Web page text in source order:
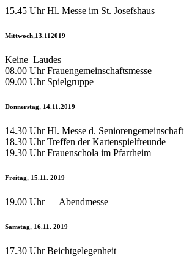
15.45 Uhr Hl. Messe im St. Josefshaus
Mittwoch,13.112019
Keine Laudes
08.00 Uhr Frauengemeinschaftsmesse
09.00 Uhr Spielgruppe
Donnerstag, 14.11.2019
14.30 Uhr Hl. Messe d. Seniorengemeinschaft
18.30 Uhr Treffen der Kartenspielfreunde
19.30 Uhr Frauenschola im Pfarrheim
Freitag, 15.11. 2019
19.00 Uhr Abendmesse
Samstag, 16.11. 2019
17.30 Uhr Beichtgelegenheit